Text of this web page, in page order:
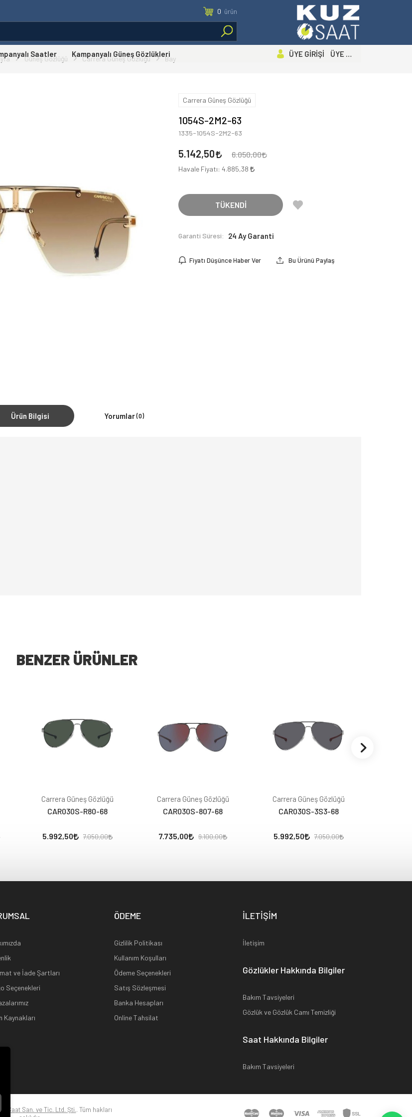
0 ürün
Saatler Kampanyalı Güneş Gözlükleri ÜYE GİRİŞİ ÜYE OL
Güneş Gözlüğü Carrera Güneş Gözlüğü Bay
Carrera Güneş Gözlüğü
1054S-2M2-63
1335-1054S-2M2-63
5.142,50 6.050,00
Havale Fiyatı:4.885,38
TÜKENDİ
Garanti Süresi: 24 Ay Garanti
Fiyatı Düşünce Haber Ver Bu Ürünü Paylaş
Ürün Bilgisi Yorumlar(0)
BENZER ÜRÜNLER
Carrera Güneş Gözlüğü
CAR030S-R80-68
5.992,50 7.050,00
Carrera Güneş Gözlüğü
CAR030S-807-68
7.735,00 9.100,00
Carrera Güneş Gözlüğü
CAR030S-3S3-68
5.992,50 7.050,00
ve İade Şartları
Seçenekleri
Kaynakları
ÖDEME
Gizlilik Politikası
Kullanım Koşulları
Ödeme Seçenekleri
Satış Sözleşmesi
Banka Hesapları
Online Tahsilat
İLETİŞİM
İletişim
Gözlükler Hakkında Bilgiler
Bakım Tavsiyeleri
Gözlük ve Gözlük Camı Temizliği
Saat Hakkında Bilgiler
Bakım Tavsiyeleri
ve Saat San. ve Tic. Ltd. Şti.. Tüm hakları